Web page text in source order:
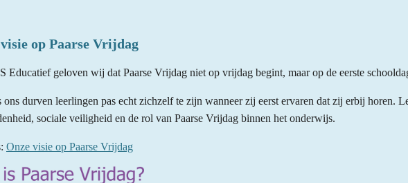
op Paarse Vrijdag
Educatief geloven wij dat Paarse Vrijdag niet op vrijdag begint, maar op de eerste
ons durven leerlingen pas echt zichzelf te zijn wanneer zij eerst ervaren dat zij erbij horen.
sociale veiligheid en de rol van Paarse Vrijdag binnen het onderwijs.
Onze visie op Paarse Vrijdag